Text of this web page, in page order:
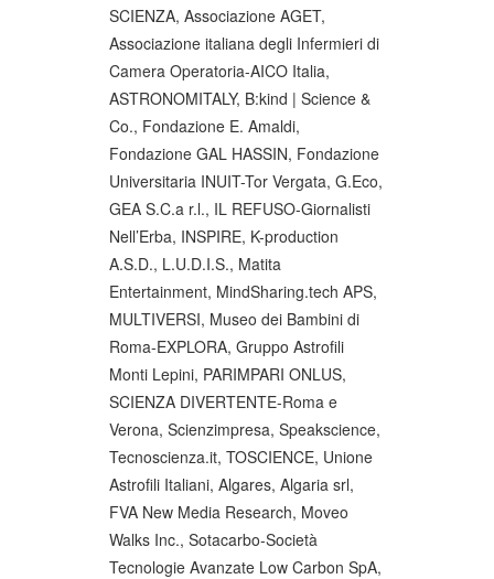
SCIENZA, Associazione AGET,
Associazione italiana degli Infermieri di
Camera Operatoria-AICO Italia,
ASTRONOMITALY, B:kind | Science &
Co., Fondazione E. Amaldi,
Fondazione GAL HASSIN, Fondazione
Universitaria INUIT-Tor Vergata, G.Eco,
GEA S.C.a r.l., IL REFUSO-Giornalisti
Nell’Erba, INSPIRE, K-production
A.S.D., L.U.D.I.S., Matita
Entertainment, MindSharing.tech APS,
MULTIVERSI, Museo dei Bambini di
Roma-EXPLORA, Gruppo Astrofili
Monti Lepini, PARIMPARI ONLUS,
SCIENZA DIVERTENTE-Roma e
Verona, Scienzimpresa, Speakscience,
Tecnoscienza.it, TOSCIENCE, Unione
Astrofili Italiani, Algares, Algaria srl,
FVA New Media Research, Moveo
Walks Inc., Sotacarbo-Società
Tecnologie Avanzate Low Carbon SpA,